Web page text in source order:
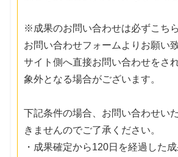
※成果のお問い合わせは必ずこち
お問い合わせフォームよりお願い
サイト側へ直接お問い合わせをさ
象外となる場合がございます。
下記条件の場合、お問い合わせい
きませんのでご了承ください。
・成果確定から120日を経過した